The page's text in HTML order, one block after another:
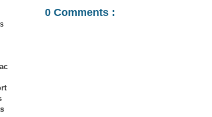
0 Comments :